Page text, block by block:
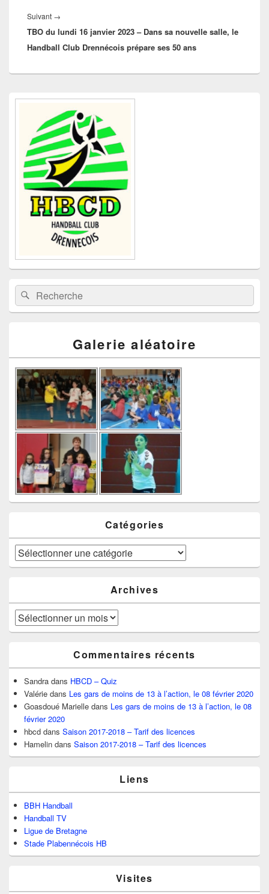
Suivant →
suivant :
TBO du lundi 16 janvier 2023 – Dans sa nouvelle salle, le
Handball Club Drennécois prépare ses 50 ans
Zone
barre
latérale
Recherche :Rechercher
Galerie aléatoire
Catégories
Catégories
Archives
Archives
Commentaires récents
Sandra dans HBCD – Quiz
Valérie dans Les gars de moins de 13 à l’action, le 08 février 2020
Goasdoué Marielle dans Les gars de moins de 13 à l’action, le 08
février 2020
hbcd dans Saison 2017-2018 – Tarif des licences
Hamelin dans Saison 2017-2018 – Tarif des licences
Liens
BBH Handball
Handball TV
Ligue de Bretagne
Stade Plabennécois HB
Visites